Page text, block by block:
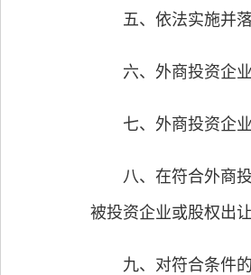
五、依法实施并落
六、外商投资企业
七、外商投资企业
八、在符合外商投
被投资企业或股权出
九、对符合条件的